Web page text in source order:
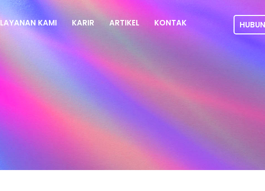
LAYANAN KAMI KARIR ARTIKEL KONTAK